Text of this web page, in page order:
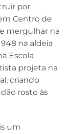
por
Centro de
mergulhar na
na aldeia
Escola
projeta na
criando
rosto às
um